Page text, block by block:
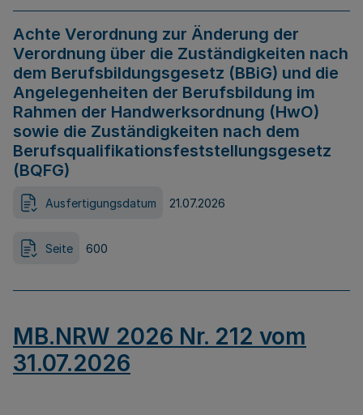
Achte Verordnung zur Änderung der
Verordnung über die Zuständigkeiten nach
dem Berufsbildungsgesetz (BBiG) und die
Angelegenheiten der Berufsbildung im
Rahmen der Handwerksordnung (HwO)
sowie die Zuständigkeiten nach dem
Berufsqualifikationsfeststellungsgesetz
(BQFG)
Ausfertigungsdatum 21.07.2026
Seite 600
MB.NRW 2026 Nr. 212 vom
31.07.2026